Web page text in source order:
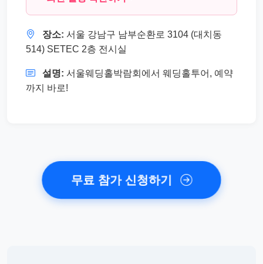
장소: 서울 강남구 남부순환로 3104 (대치동
514) SETEC 2층 전시실
설명: 서울웨딩홀박람회에서 웨딩홀투어, 예약
까지 바로!
무료 참가 신청하기